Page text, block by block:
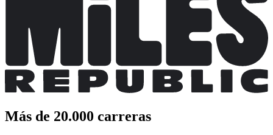
Más de 20.000 carreras